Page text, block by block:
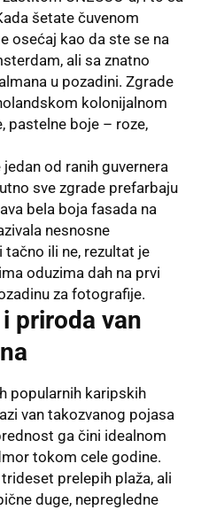
šetate čuvenom
osećaj kao da ste se na
ali sa znatno
u pozadini. Zgrade
kolonijalnom
pastelne boje – roze,
od ranih guvernera
sve zgrade prefarbaju
bela boja fasada na
nesnosne
ili ne, rezultat je
oduzima dah na prvi
za fotografije.
priroda van
popularnih karipskih
van takozvanog pojasa
ga čini idealnom
tokom cele godine.
prelepih plaža, ali
duge, nepregledne